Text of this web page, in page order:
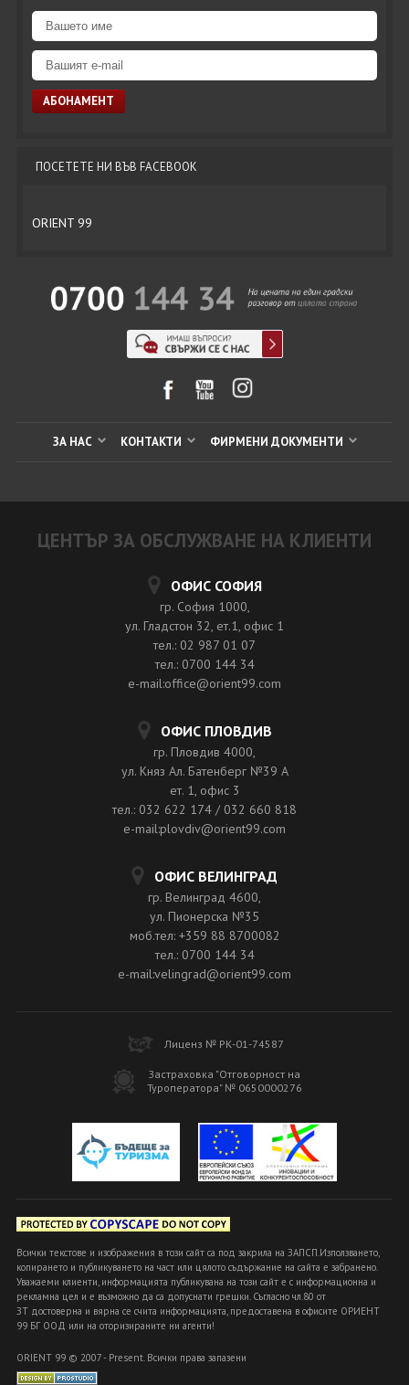
ПОСЕТЕТЕ НИ ВЪВ FACEBOOK
ORIENT 99
ЗА НАС КОНТАКТИ ФИРМЕНИ ДОКУМЕНТИ
ЦЕНТЪР ЗА ОБСЛУЖВАНЕ НА КЛИЕНТИ
ОФИС СОФИЯ
гр. София 1000,
ул. Гладстон 32, ет.1, офис 1
тел.: 02 987 01 07
тел.: 0700 144 34
e-mail:office@orient99.com
ОФИС ПЛОВДИВ
гр. Пловдив 4000,
ул. Княз Ал. Батенберг №39 A
ет. 1, офис 3
тел.: 032 622 174 / 032 660 818
e-mail:plovdiv@orient99.com
ОФИС ВЕЛИНГРАД
гр. Велинград 4600,
ул. Пионерска №35
моб.тел: +359 88 8700082
тел.: 0700 144 34
e-mail:velingrad@orient99.com
Лиценз № РК-01-74587
Застраховка "Отговорност на
Туроператора" № 0650000276
Всички текстове и изображения в този сайт са под закрила на ЗАПСП.Използването,
копирането и публикуването на част или цялото съдържание на сайта е забранено.
Уважаеми клиенти, информацията публикувана на този сайт е с информационна и
рекламна цел и е възможно да са допуснати грешки. Съгласно чл.80 от
ЗТ достоверна и вярна се счита информацията, предоставена в офисите ОРИЕНТ
99 БГ ООД или на оторизираните ни агенти!
ORIENT 99 © 2007 - Present. Всички права запазени